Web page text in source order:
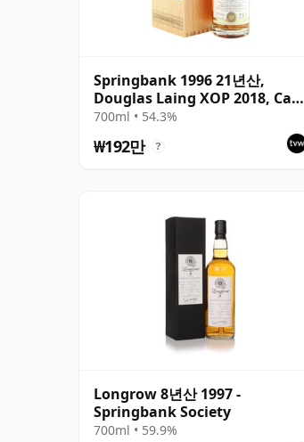
Springbank 1996 21년산,
Douglas Laing XOP 2018, Cask
12379
700ml • 54.3%
₩192만 ?
Longrow 8년산 1997 -
Springbank Society
700ml • 59.9%